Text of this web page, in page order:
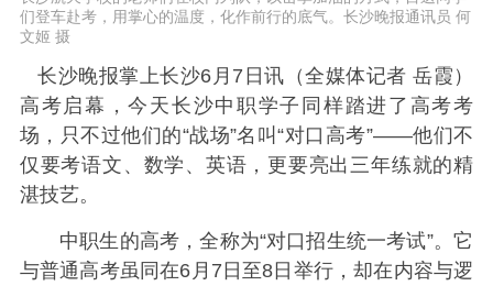
们登车赴考，用掌心的温度，化作前行的底气。长沙晚报通讯员 何
文姬 摄
长沙晚报掌上长沙6月7日讯（全媒体记者 岳霞）
高考启幕，今天长沙中职学子同样踏进了高考考
场，只不过他们的“战场”名叫“对口高考”——他们不
仅要考语文、数学、英语，更要亮出三年练就的精
湛技艺。
中职生的高考，全称为“对口招生统一考试”。它
与普通高考虽同在6月7日至8日举行，却在内容与逻